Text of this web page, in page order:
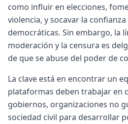
como influir en elecciones,
violencia, y socavar la
democráticas. Sin embargo, la
moderación y la censura es
de que se abuse del poder de
La clave está en encontrar un
plataformas deben trabajar en
gobiernos, organizaciones no
sociedad civil para desarrollar